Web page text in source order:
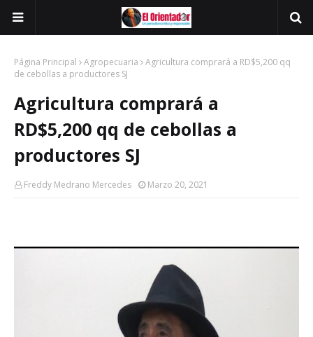
Página Principal Agropecuaria
Agricultura comprará a RD$5,200 qq
de cebollas a productores SJ
Agricultura comprará a
RD$5,200 qq de cebollas a
productores SJ
Freddy Medrano Mercedes Marzo 20, 2021